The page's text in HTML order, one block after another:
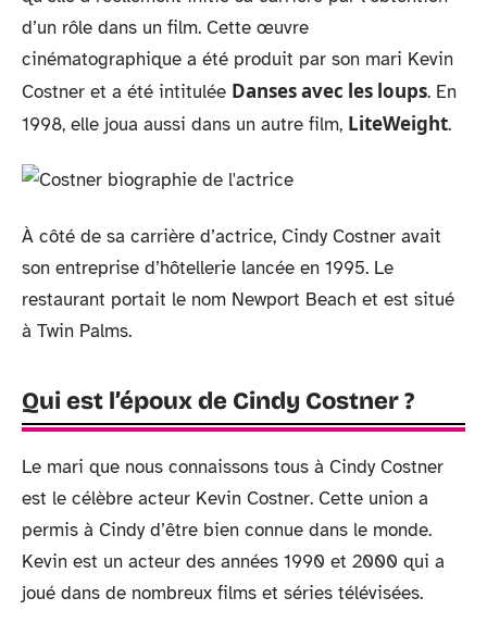
d’un rôle dans un film. Cette œuvre
cinématographique a été produit par son mari Kevin
Costner et a été intitulée Danses avec les loups. En
1998, elle joua aussi dans un autre film, LiteWeight.
À côté de sa carrière d’actrice, Cindy Costner avait
son entreprise d’hôtellerie lancée en 1995. Le
restaurant portait le nom Newport Beach et est situé
à Twin Palms.
Qui est l’époux de Cindy Costner ?
Le mari que nous connaissons tous à Cindy Costner
est le célèbre acteur Kevin Costner. Cette union a
permis à Cindy d’être bien connue dans le monde.
Kevin est un acteur des années 1990 et 2000 qui a
joué dans de nombreux films et séries télévisées.